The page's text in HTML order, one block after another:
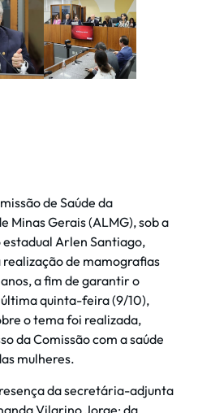
de Saúde da
Minas Gerais (ALMG), sob a
Arlen Santiago,
de mamografias
a fim de garantir o
quinta-feira (9/10),
o tema foi realizada,
da Comissão com a saúde
mulheres.
da secretária-adjunta
Vilarino Jorge; da